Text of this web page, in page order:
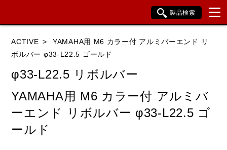
製品検索
車種検索
アイテム検索
HONDA YAMAHA SUZUKI
KAWASAKI BMW DUCATI
HARLEY DAVIDSON
ACTIVE
YAMAHA用 M6 カラー付 アルミバーエンド リ
ボルバー φ33-L22.5 ゴールド
φ33-L22.5 リボルバー
YAMAHA用 M6 カラー付 アルミバ
ーエンド リボルバー φ33-L22.5 ゴ
ールド